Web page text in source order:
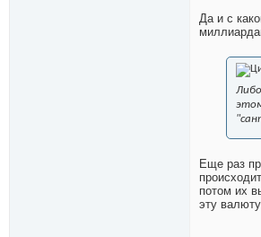
Да и с
Еще раз
потом их
эту